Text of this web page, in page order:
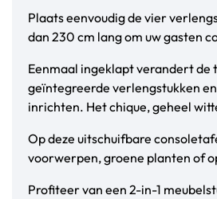
Plaats eenvoudig de vier
dan 230 cm lang om uw gasten
Eenmaal ingeklapt verandert
geïntegreerde verlengstukken
inrichten. Het chique, geheel
Op deze uitschuifbare
voorwerpen, groene planten of
Profiteer van een 2-in-1